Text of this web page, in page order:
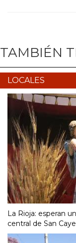
TAMBIÉN
LOCALES
La Rioja: esperan
central de San